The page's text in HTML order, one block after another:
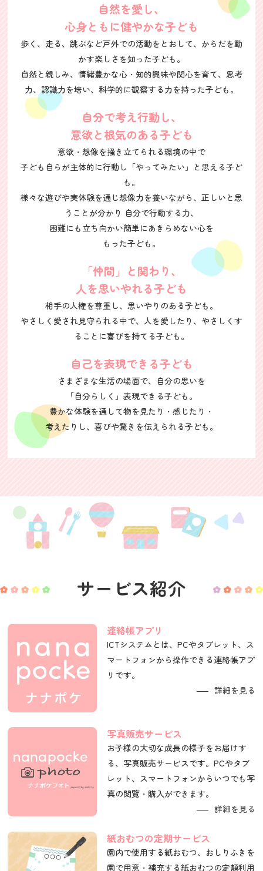
自然を愛し、
心身ともに健やかな子ども
歩く、走る、跳ぶなど戸外での活動をとおして、からだを動
かす楽しさを知った子ども。
自然と親しみ、情緒豊かな心・知的興味や関心を育て、思考
力、認識力を培い、 科学的に観察する力を持った子ども。
自分で考え行動し、
意欲と根気のある子ども
意欲・想像を掻き立てられる環境の中で
子ども自らが主体的に行動し 「やってみたい」と思える子ど
も。
様々な遊びや実体験を通じ想像力を養いながら、正しいと思
うことが分かり 自分で行動する力、
困難にも立ち向かい簡単にあきらめない心を
もった子ども。
「仲間」と関わり、
人を思いやれる子ども
相手の人権を尊重し、思いやりのある子ども。
やさしく愛され見守られる中で、人を愛したり、やさしくす
ることに喜びを持てる子ども。
自己を表現できる子ども
さまざまな生活の場面で、自分の思いを
「自分らしく」表現できる子ども。
豊かな体験を通して物を見たり・感じたり・
考えたりし、喜びや驚きを伝えられる子ども。
サービス紹介
連絡帳アプリ
ICTシステムとは、PCやタブレット、ス
マートフォンから操作できる連絡帳アプ
リです。
詳細を見る
写真販売サービス
お子様の大切な成長の様子をお届けす
る、写真販売サービスです。PCやタブ
レット、スマートフォンからいつでも写
真の閲覧・購入ができます。
詳細を見る
紙おむつの定期サービス
園内で使用する紙おむつ、おしりふきを
園で用意・補充する紙おむつの定額利用